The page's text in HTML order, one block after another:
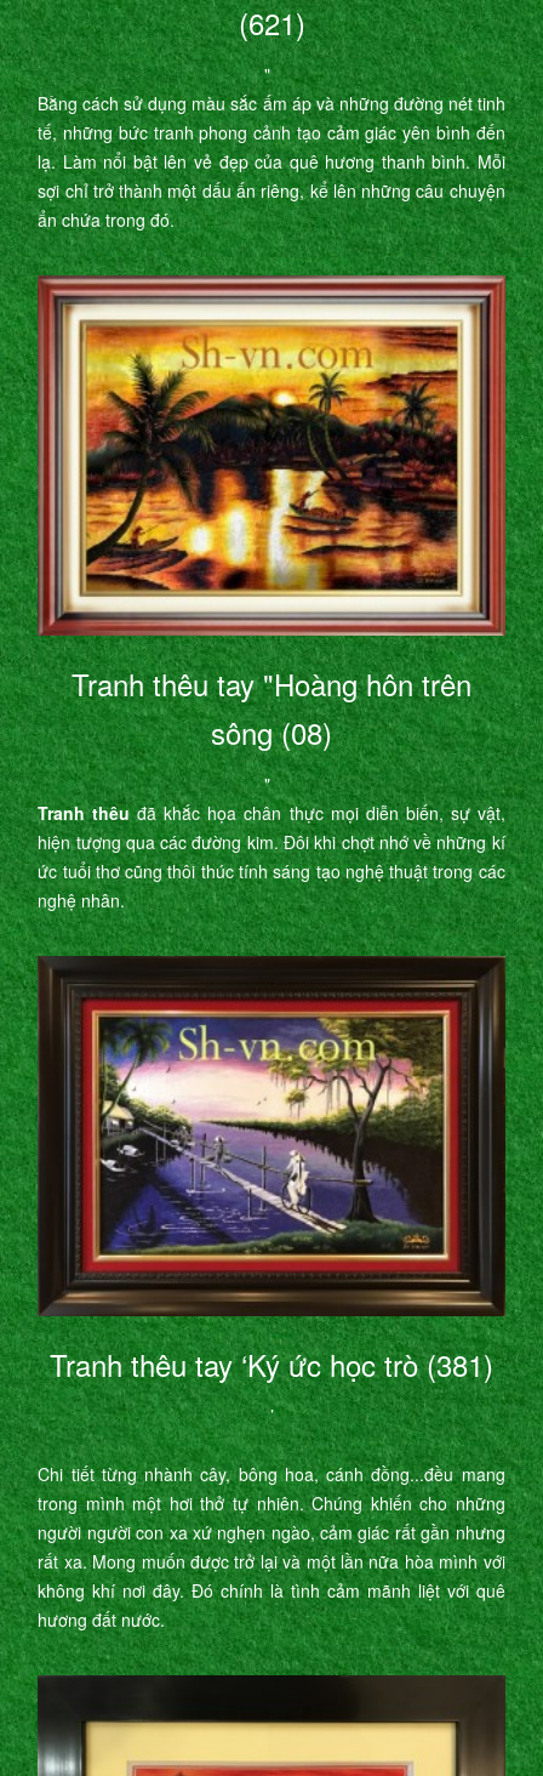
(621)
"
Bằng cách sử dụng màu sắc ấm áp và những đường nét tinh
tế, những bức tranh phong cảnh tạo cảm giác yên bình đến
lạ. Làm nổi bật lên vẻ đẹp của quê hương thanh bình. Mỗi
sợi chỉ trở thành một dấu ấn riêng, kể lên những câu chuyện
ẩn chứa trong đó.
Tranh thêu tay "Hoàng hôn trên
sông (08)
"
Tranh thêuđã khắc họa chân thực mọi diễn biến, sự vật,
hiện tượng qua các đường kim. Đôi khi chợt nhớ về những kí
ức tuổi thơ cũng thôi thúc tính sáng tạo nghệ thuật trong các
nghệ nhân.
Tranh thêu tay ‘Ký ức học trò (381)
’
Chi tiết từng nhành cây, bông hoa, cánh đồng...đều mang
trong mình một hơi thở tự nhiên. Chúng khiến cho những
người người con xa xứ nghẹn ngào, cảm giác rất gần nhưng
rất xa. Mong muốn được trở lại và một lần nữa hòa mình với
không khí nơi đây. Đó chính là tình cảm mãnh liệt với quê
hương đất nước.